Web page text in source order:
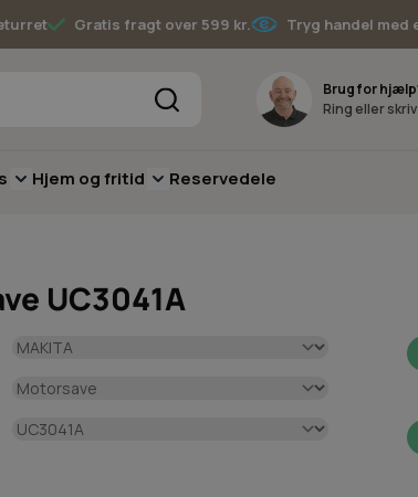
Gratis fragt over 599 kr. Tryg handel med
Brug for
Ring eller
Havefor Skov
Toggle submenu for Brands
Hjem og fritid Toggle submenu for Hjem og fritid
Reservedele
UC3041A